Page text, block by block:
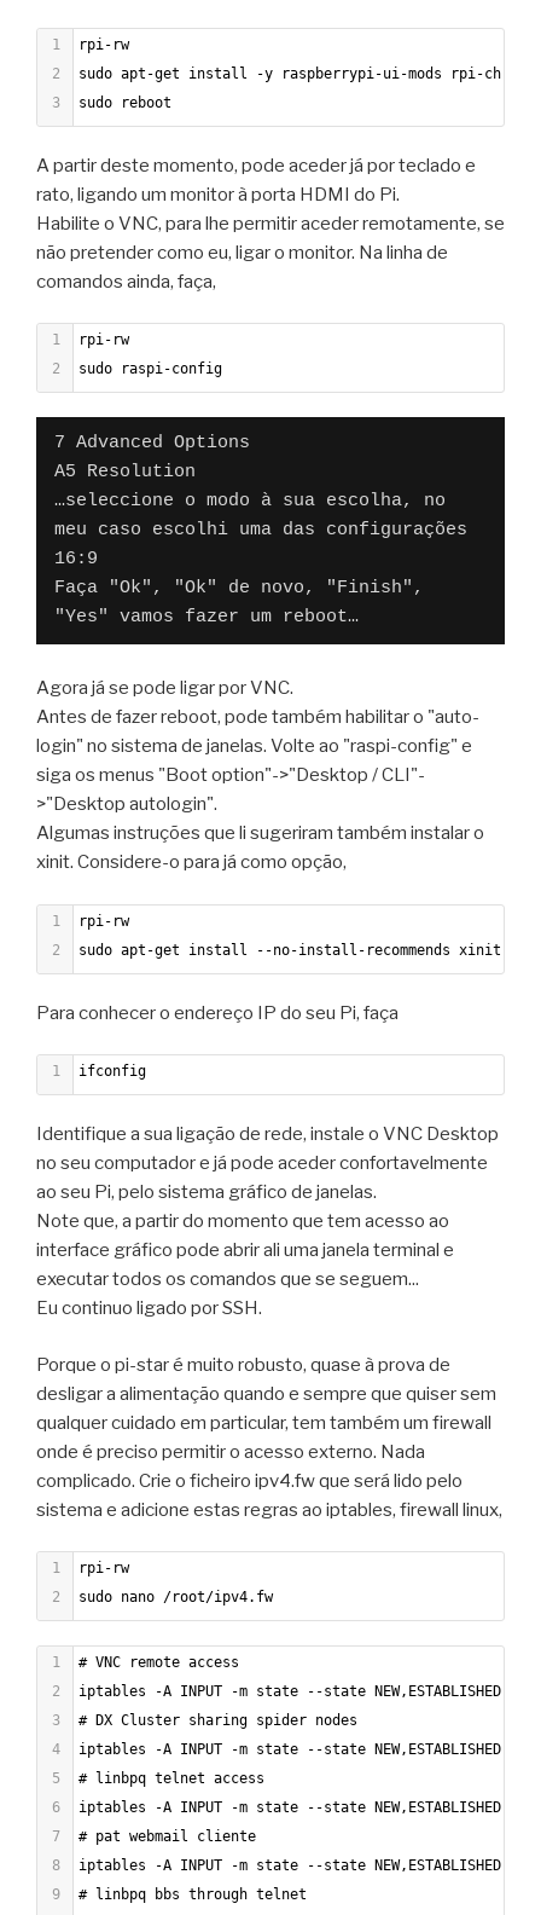
1
rpi-rw
2
sudo apt-get install -y raspberrypi-ui-mods rpi-
3
sudo reboot
A partir deste momento, pode aceder já por teclado e
rato, ligando um monitor à porta HDMI do Pi.
Habilite o VNC, para lhe permitir aceder remotamente, se
não pretender como eu, ligar o monitor. Na linha de
comandos ainda, faça,
1
rpi-rw
2
sudo raspi-config
7 Advanced Options
A5 Resolution
…seleccione o modo à sua escolha, no
meu caso escolhi uma das configurações
16:9
Faça "Ok", "Ok" de novo, "Finish",
"Yes" vamos fazer um reboot…
Agora já se pode ligar por VNC.
Antes de fazer reboot, pode também habilitar o "auto-
login" no sistema de janelas. Volte ao "raspi-config" e
siga os menus "Boot option"->"Desktop / CLI"-
>"Desktop autologin".
Algumas instruções que li sugeriram também instalar o
xinit. Considere-o para já como opção,
1
rpi-rw
2
sudo apt-get install --no-install-recommends xinit
Para conhecer o endereço IP do seu Pi, faça
1 ifconfig
Identifique a sua ligação de rede, instale o VNC Desktop
no seu computador e já pode aceder confortavelmente
ao seu Pi, pelo sistema gráfico de janelas.
Note que, a partir do momento que tem acesso ao
interface gráfico pode abrir ali uma janela terminal e
executar todos os comandos que se seguem...
Eu continuo ligado por SSH.
Porque o pi-star é muito robusto, quase à prova de
desligar a alimentação quando e sempre que quiser sem
qualquer cuidado em particular, tem também um firewall
onde é preciso permitir o acesso externo. Nada
complicado. Crie o ficheiro ipv4.fw que será lido pelo
sistema e adicione estas regras ao iptables, firewall linux,
1
rpi-rw
2
sudo nano /root/ipv4.fw
1
# VNC remote access
2
iptables -A INPUT -m state --state
3
# DX Cluster sharing spider nodes
4
iptables -A INPUT -m state --state
5
# linbpq telnet access
6
iptables -A INPUT -m state --state
7
# pat webmail cliente
8
iptables -A INPUT -m state --state
9
# linbpq bbs through telnet